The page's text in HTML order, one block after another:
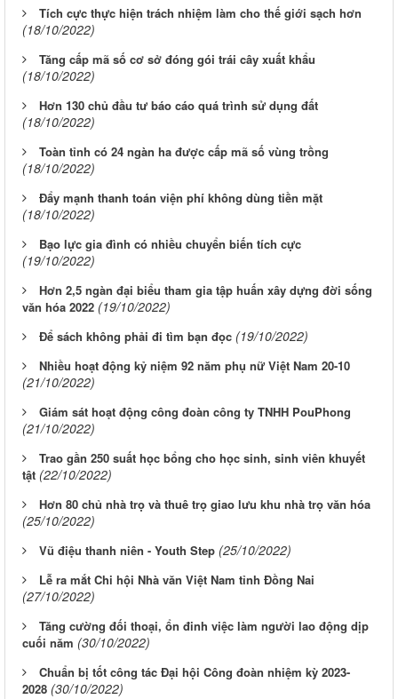
Tích cực thực hiện trách nhiệm làm cho thế giới sạch hơn
(18/10/2022)
Tăng cấp mã số cơ sở đóng gói trái cây xuất khẩu
(18/10/2022)
Hơn 130 chủ đầu tư báo cáo quá trình sử dụng đất
(18/10/2022)
Toàn tỉnh có 24 ngàn ha được cấp mã số vùng trồng
(18/10/2022)
Đẩy mạnh thanh toán viện phí không dùng tiền mặt
(18/10/2022)
Bạo lực gia đình có nhiều chuyển biến tích cực
(19/10/2022)
Hơn 2,5 ngàn đại biểu tham gia tập huấn xây dựng đời sống
văn hóa 2022 (19/10/2022)
Ðể sách không phải đi tìm bạn đọc (19/10/2022)
Nhiều hoạt động kỷ niệm 92 năm phụ nữ Việt Nam 20-10
(21/10/2022)
Giám sát hoạt động công đoàn công ty TNHH PouPhong
(21/10/2022)
Trao gần 250 suất học bổng cho học sinh, sinh viên khuyết
tật (22/10/2022)
Hơn 80 chủ nhà trọ và thuê trọ giao lưu khu nhà trọ văn hóa
(25/10/2022)
Vũ điệu thanh niên - Youth Step (25/10/2022)
Lễ ra mắt Chi hội Nhà văn Việt Nam tỉnh Đồng Nai
(27/10/2022)
Tăng cường đối thoại, ổn đinh việc làm người lao động dịp
cuối năm (30/10/2022)
Chuẩn bị tốt công tác Đại hội Công đoàn nhiệm kỳ 2023-
2028 (30/10/2022)